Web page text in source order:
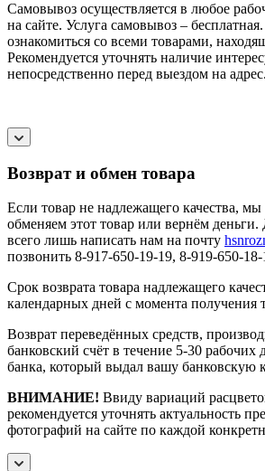
Самовывоз осуществляется в любое
на сайте. Услуга самовывоз –
ознакомиться со всеми товарами,
Рекомендуется уточнять наличие
непосредственно перед выездом на адрес.
Возврат и обмен товара
Если товар не надлежащего качества, мы
обменяем этот товар или вернём
всего лишь написать нам на почту
позвонить 8-917-650-19-19, 8-919-650-18-
Срок возврата товара надлежащего
календарных дней с момента получения
Возврат переведённых средств,
банковский счёт в течение 5-30 рабочих
банка, который выдал вашу банковскую
ВНИМАНИЕ! Ввиду вариаций
рекомендуется уточнять актуальность
фотографий на сайте по каждой